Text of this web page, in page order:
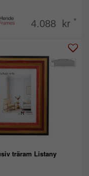
4.088 kr *
träram Listany